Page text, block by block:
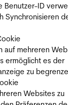
Benutzer-ID
Synchronisieren
auf mehreren
ermöglicht es der
zu
Websites zu